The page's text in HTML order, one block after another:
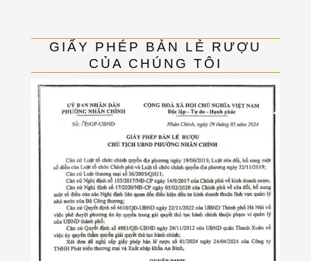
GIẤY PHÉP BẢN LẺ RƯỢU
CỦA CHÚNG TÔI